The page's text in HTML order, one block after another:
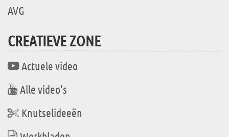
AVG
CREATIEVE ZONE
Actuele video
Alle video's
Knutselideeën